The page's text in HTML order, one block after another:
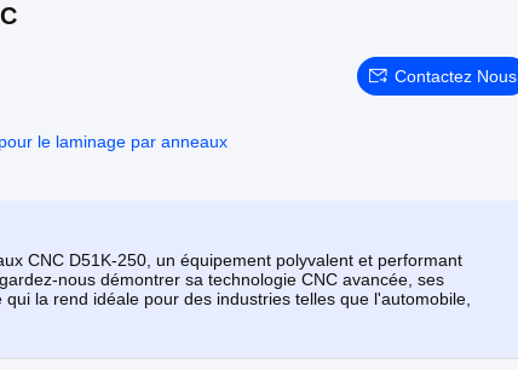
Contactez Nous
le laminage par anneaux
CNC D51K-250, un équipement polyvalent et performant
nous démontrer sa technologie CNC avancée, ses
la rend idéale pour des industries telles que l'automobile,